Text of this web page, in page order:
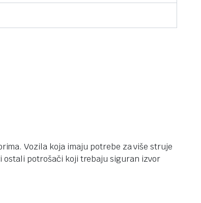
Vozila koja imaju potrebe za više struje
ostali potrošači koji trebaju siguran izvor